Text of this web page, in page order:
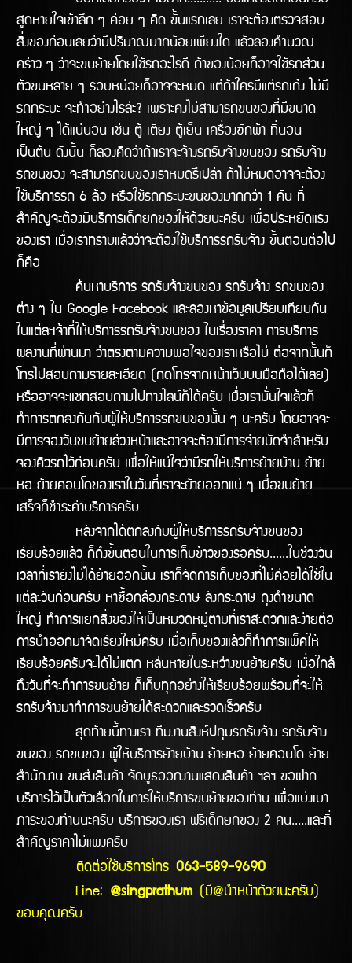
สูดหายใจเข้าลึก ๆ ค่อย ๆ คิด ขั้นแรกเลย เราจะต้องตรวจสอบ
สิ่งของก่อนเลยว่ามีปริมาณมากน้อยเพียงใด แล้วลองคำนวณ
คร่าว ๆ ว่าจะขนย้ายโดยใช้รถอะไรดี ถ้าของน้อยก็อาจใช้รถส่วน
ตัวขนหลาย ๆ รอบหน่อยก็อาจจะหมด แต่ถ้าใครมีแต่รถเก๋ง ไม่มี
รถกระบะ จะทำอย่างไรล่ะ? เพราะคงไม่สามารถขนของที่มีขนาด
ใหญ่ ๆ ได้แน่นอน เช่น ตู้ เตียง ตู้เย็น เครื่องซักผ้า ที่นอน
เป็นต้น ดังนั้น ก็ลองคิดว่าถ้าเราจะจ้างรถรับจ้างขนของ รถรับจ้าง
รถขนของ จะสามารถขนของเราหมดรึเปล่า ถ้าไม่หมดอาจจะต้อง
ใช้บริการรถ 6 ล้อ หรือใช้รถกระบะขนของมากกว่า 1 คัน ที่
สำคัญจะต้องมีบริการเด็กยกของให้ด้วยนะครับ เพื่อประหยัดแรง
ของเรา เมื่อเราทราบแล้วว่าจะต้องใช้บริการรถรับจ้าง ขั้นตอนต่อไป
ก็คือ
ค้นหาบริการ รถรับจ้างขนของ รถรับจ้าง รถขนของ
ต่าง ๆ ใน Google Facebook และลองหาข้อมูลเปรียบเทียบกัน
ในแต่ละเจ้าที่ให้บริการรถรับจ้างขนของ ในเรื่องราคา การบริการ
ผลงานทีี่ผ่านมา ว่าตรงตามความพอใจของเราหรือไม่ ต่อจากนั้นก็
โทรไปสอบถามรายละเอียด (กดโทรจากหน้าเว็บบนมือถือได้เลย)
หรืออาจจะแชทสอบถามไปทางไลน์ก็ได้ครับ เมื่อเรามั่นใจแล้วก็
ทำการตกลงกันกับผู้ให้บริการรถขนของนั้น ๆ นะครับ โดยอาจจะ
มีการจองวันขนย้ายล่วงหน้าและอาจจะต้องมีการจ่ายมัดจำสำหรับ
จองคิวรถไว้ก่อนครับ เพื่อให้แน่ใจว่ามีรถให้บริิการย้ายบ้าน ย้าย
หอ ย้ายคอนโดของเราในวันทีี่เราจะย้ายออกแน่ ๆ เมื่อขนย้าย
เสร็จก็ชำระค่าบริการครับ
หลังจากได้ตกลงกับผู้ให้บริการรถรับจ้างขนของ
เรียบร้อยแล้ว ก็ถึงขั้นตอนในการเก็บข้าวของรอครับ......ในช่วงวัน
เวลาที่เรายังไม่ได้ย้ายออกนั้น เราก็จัดการเก็บของที่ไม่ค่อยได้ใช้ใน
แต่ละวันก่อนครับ หาซื้อกล่องกระดาษ ลังกระดาษ ถุงดำขนาด
ใหญ่ ทำการแยกสิ่งของให้เป็นหมวดหมู่ตามที่เราสะดวกและง่ายต่อ
การนำออกมาจัดเรียงใหม่ครับ เมื่อเก็บของแล้วก็ทำการแพ็คให้
เรียบร้อยครับจะได้ไม่แตก หล่นหายในระหว่างขนย้ายครับ เมื่อใกล้
ถึงวันที่จะทำการขนย้าย ก็เก็บทุกอย่างให้เรียบร้อยพร้อมที่จะให้
รถรับจ้างมาทำการขนย้ายได้สะดวกและรวดเร็วครับ
สุดท้ายนี้ทางเรา ทีมงานสิงห์ปทุมรถรับจ้าง รถรับจ้าง
ขนของ รถขนของ ผู้ให้บริการย้ายบ้าน ย้ายหอ ย้ายคอนโด ย้าย
สำนักงาน ขนส่งสินค้า จัดบูธออกงานแสดงสินค้า ฯลฯ ขอฝาก
บริการไว้เป็นตัวเลือกในการให้บริการขนย้ายของท่าน เพื่อแบ่งเบา
ภาระของท่านนะครับ บริการของเรา ฟรีเด็กยกของ 2 คน.....และที่
สำคัญราคาไม่แพงครับ
ติดต่อใช้บริการโทร 063-589-9690
Line: @singprathum (มี@นำหน้าด้วยนะครับ)
ขอบคุณครับ